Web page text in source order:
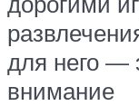
для него —
внимание